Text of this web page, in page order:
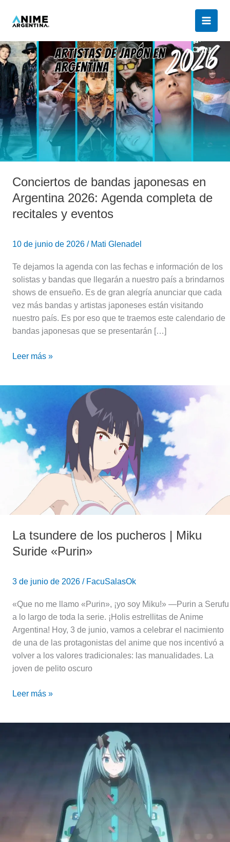
Conciertos de bandas japonesas en
Argentina 2026: Agenda completa de
recitales y eventos
10 de junio de 2026 / Mati Glenadel
Te dejamos la agenda con las fechas e información de los
solistas y bandas que llegarán a nuestro país a brindarnos
shows de ensueño. Es de gran alegría anunciar que cada
vez más bandas y artistas japoneses están visitando
nuestro país. Es por eso que te traemos este calendario de
bandas japonesas que se presentarán […]
Conciertos
de
bandas
japonesas
en
Argentina
2026:
Agenda
completa
de
recitales
y
eventos
Leer más »
La tsundere de los pucheros | Miku
Suride «Purin»
3 de junio de 2026 / FacuSalasOk
«Que no me llamo «Purin», ¡yo soy Miku!» —Purin a Serufu
a lo largo de toda la serie. ¡Holis estrellitas de Anime
Argentina! Hoy, 3 de junio, vamos a celebrar el nacimiento
de una de las protagonistas del anime que nos incentivó a
volver a los valores tradicionales: las manualidades. La
joven de pelito oscuro
de
pucheros
«Purin»
Leer más »